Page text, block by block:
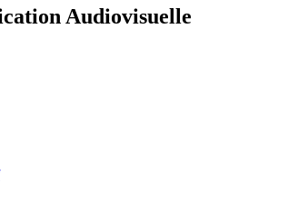
Audiovisuelle